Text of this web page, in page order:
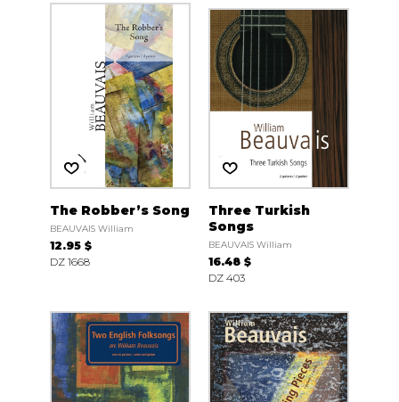
The Robber’s Song
BEAUVAIS William
12.95 $
DZ 1668
Three Turkish
Songs
BEAUVAIS William
16.48 $
DZ 403